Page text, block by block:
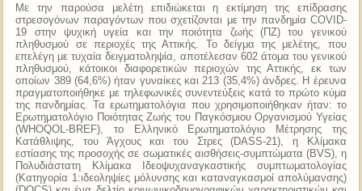
Με την παρούσα μελέτη επιδιώκεται η εκτίμηση της επίδρασης
στρεσογόνων παραγόντων που σχετίζονται με την πανδημία COVID-
19 στην ψυχική υγεία και την ποιότητα ζωής (ΠΖ) του γενικού
πληθυσμού σε περιοχές της Αττικής. Το δείγμα της μελέτης, που
επελέγη με τυχαία δειγματοληψία, αποτέλεσαν 602 άτομα του γενικού
πληθυσμού, κάτοικοι διαφορετικών περιοχών της Αττικής, εκ των
οποίων 389 (64,6%) ήταν γυναίκες και 213 (35,4%) άνδρες. Η έρευνα
πραγματοποιήθηκε με τηλεφωνικές συνεντεύξεις κατά το πρώτο κύμα
της πανδημίας. Τα ερωτηματολόγια που χρησιμοποιήθηκαν ήταν: το
Ερωτηματολόγιο Ποιότητας Ζωής του Παγκόσμιου Οργανισμού Υγείας
(WHOQOL-BREF), το Ελληνικό Ερωτηματολόγιο Μέτρησης της
Κατάθλιψης, του Άγχους και του Στρες (DASS-21), η Κλίμακα
εστίασης της προσοχής σε σωματικές αισθήσεις-συμπτώματα (BVS), η
Πολυδιάστατη Κλίμακα Ιδεοψυχαναγκαστικής συμπτωματολογίας
(Κατηγορία 1:ιδεοληψίες μόλυνσης και καταναγκασμοί απολύμανσης)